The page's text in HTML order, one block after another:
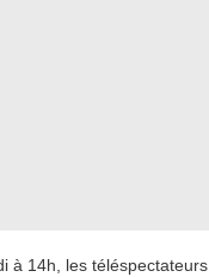
à 14h, les